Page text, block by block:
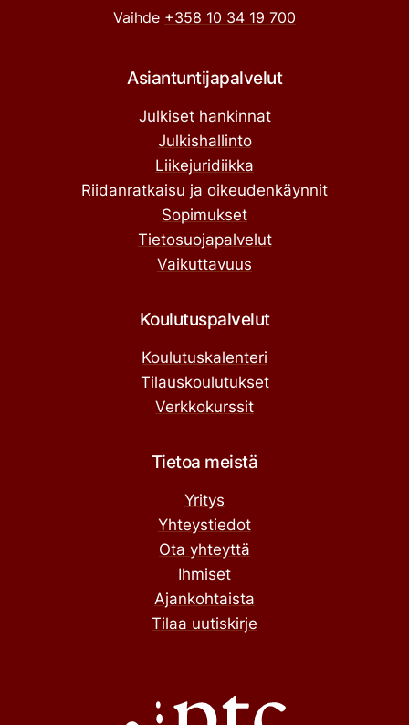
Vaihde +358 10 34 19 700
Asiantuntijapalvelut
Julkiset hankinnat
Julkishallinto
Liikejuridiikka
Riidanratkaisu ja oikeudenkäynnit
Sopimukset
Tietosuojapalvelut
Vaikuttavuus
Koulutuspalvelut
Koulutuskalenteri
Tilauskoulutukset
Verkkokurssit
Tietoa meistä
Yritys
Yhteystiedot
Ota yhteyttä
Ihmiset
Ajankohtaista
Tilaa uutiskirje